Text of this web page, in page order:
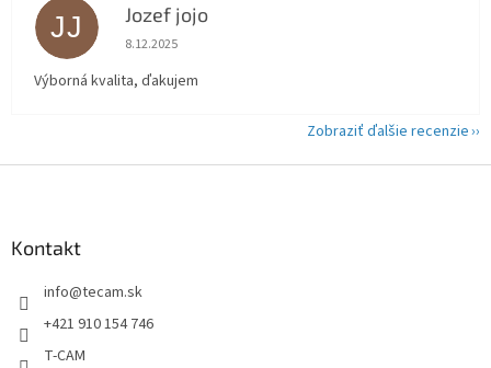
JJ Jozef jojo
Hodnotenie obchodu je 5 z 5 hviezdičiek.
8.12.2025
Výborná kvalita, ďakujem
Zobraziť ďalšie recenzie
Kontakt
info@tecam.sk
+421 910 154 746
T-CAM